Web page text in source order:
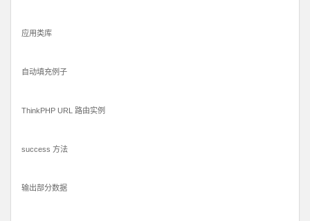
应用类库
自动填充例子
ThinkPHP URL 路由实例
success 方法
输出部分数据